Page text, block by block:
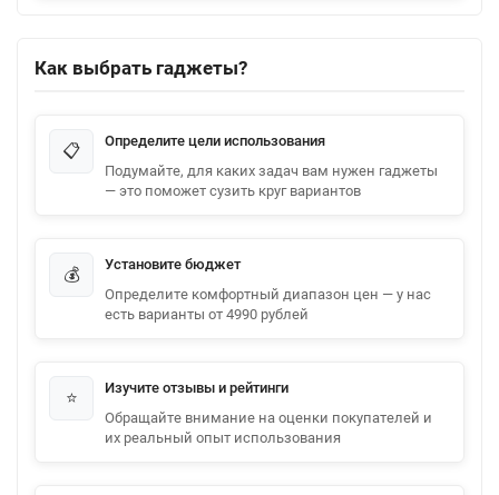
Как выбрать гаджеты?
📋
Определите цели использования
Подумайте, для каких задач вам нужен гаджеты
— это поможет сузить круг вариантов
💰
Установите бюджет
Определите комфортный диапазон цен — у нас
есть варианты от 4990 рублей
⭐
Изучите отзывы и рейтинги
Обращайте внимание на оценки покупателей и
их реальный опыт использования